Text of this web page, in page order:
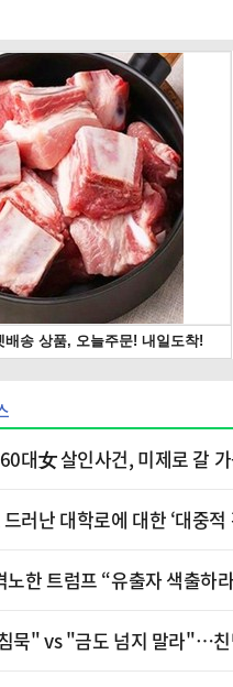
대女 살인사건, 미제로 갈
드러난 대학로에 대한 ‘대중
노한 트럼프 “유출자 색출하
묵" vs "금도 넘지 말라"…친